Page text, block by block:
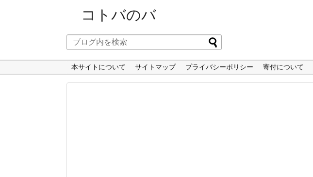
コトバのバ
本サイトについて サイトマップ プライバシーポリシー 寄付について